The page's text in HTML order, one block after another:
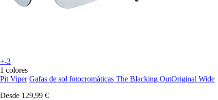
+-3
1 colores
Pit Viper Gafas de sol fotocromáticas The Blacking OutOriginal Wide
Desde 129,99 €